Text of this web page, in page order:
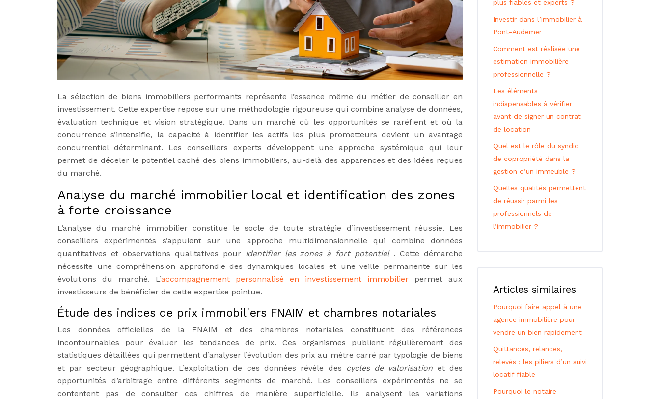
La sélection de biens immobiliers performants représente l’essence même du métier de conseiller en
investissement. Cette expertise repose sur une méthodologie rigoureuse qui combine analyse de données,
évaluation technique et vision stratégique. Dans un marché où les opportunités se raréfient et où la
concurrence s’intensifie, la capacité à identifier les actifs les plus prometteurs devient un avantage
concurrentiel déterminant. Les conseillers experts développent une approche systémique qui leur
permet de déceler le potentiel caché des biens immobiliers, au-delà des apparences et des idées reçues
du marché.
Analyse du marché immobilier local et identification des zones
à forte croissance
L’analyse du marché immobilier constitue le socle de toute stratégie d’investissement réussie. Les
conseillers expérimentés s’appuient sur une approche multidimensionnelle qui combine données
quantitatives et observations qualitatives pour identifier les zones à fort potentiel . Cette démarche
nécessite une compréhension approfondie des dynamiques locales et une veille permanente sur les
évolutions du marché. L’accompagnement personnalisé en investissement immobilier permet aux
investisseurs de bénéficier de cette expertise pointue.
Étude des indices de prix immobiliers FNAIM et chambres notariales
Les données officielles de la FNAIM et des chambres notariales constituent des références
incontournables pour évaluer les tendances de prix. Ces organismes publient régulièrement des
statistiques détaillées qui permettent d’analyser l’évolution des prix au mètre carré par typologie de biens
et par secteur géographique. L’exploitation de ces données révèle des cycles de valorisation et des
opportunités d’arbitrage entre différents segments de marché. Les conseillers expérimentés ne se
contentent pas de consulter ces chiffres de manière superficielle. Ils analysent les variations
plus fiables et experts ?
Investir dans l’immobilier à
Pont-Audemer
Comment est réalisée une
estimation immobilière
professionnelle ?
Les éléments
indispensables à vérifier
avant de signer un contrat
de location
Quel est le rôle du syndic
de copropriété dans la
gestion d’un immeuble ?
Quelles qualités permettent
de réussir parmi les
professionnels de
l’immobilier ?
Articles similaires
Pourquoi faire appel à une
agence immobilière pour
vendre un bien rapidement
Quittances, relances,
relevés : les piliers d’un suivi
locatif fiable
Pourquoi le notaire